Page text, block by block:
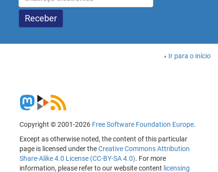
Ir para o início
Copyright © 2001-2026 Free Software Foundation Europe.
Except as otherwise noted, the content of this particular
page is licensed under theCreative Commons Attribution
Share-Alike 4.0 License (CC-BY-SA 4.0). For more
information, please refer to our website content licensing